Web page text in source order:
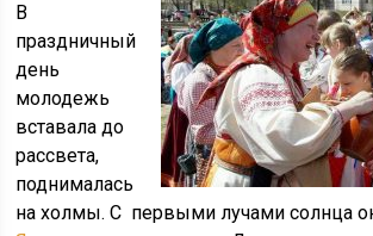
В
праздничный
день
молодежь
вставала до
рассвета,
поднималась
на холмы. С первыми лучами солнца